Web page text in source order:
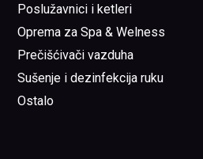
Poslužavnici i ketleri
Oprema za Spa & Welness
Prečišćivači vazduha
Sušenje i dezinfekcija ruku
Ostalo